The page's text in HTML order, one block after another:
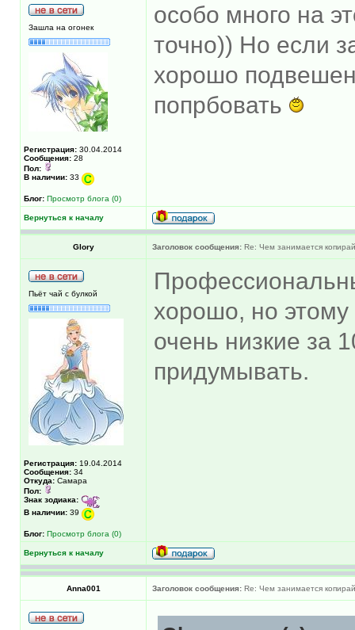
Зашла на огонек
Регистрация: 30.04.2014
Сообщения: 28
Пол:
В наличии: 33
Блог: Просмотр блога (0)
особо много на
точно)) Но если
хорошо
попрбовать
Вернуться к началу
Glory Заголовок сообщения: Re: Чем занимается
Пьёт чай с булкой
Регистрация: 19.04.2014
Сообщения: 34
Откуда: Самара
Пол:
Знак зодиака:
В наличии: 39
Блог: Просмотр блога (0)
хорошо, но этому
очень низкие за
придумывать.
Вернуться к началу
Anna001 Заголовок сообщения: Re: Чем занимается